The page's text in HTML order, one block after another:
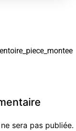
sera pas publiée.